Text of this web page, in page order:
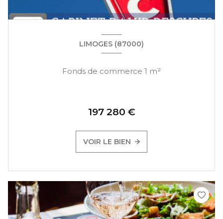
LIMOGES (87000)
Fonds de commerce 1 m²
197 280 €
VOIR LE BIEN